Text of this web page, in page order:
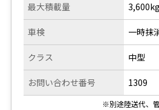
最大積載量
車検
クラス
お問い合わせ番号
3,600kg
一時抹
中型
1309
※別途陸送代、